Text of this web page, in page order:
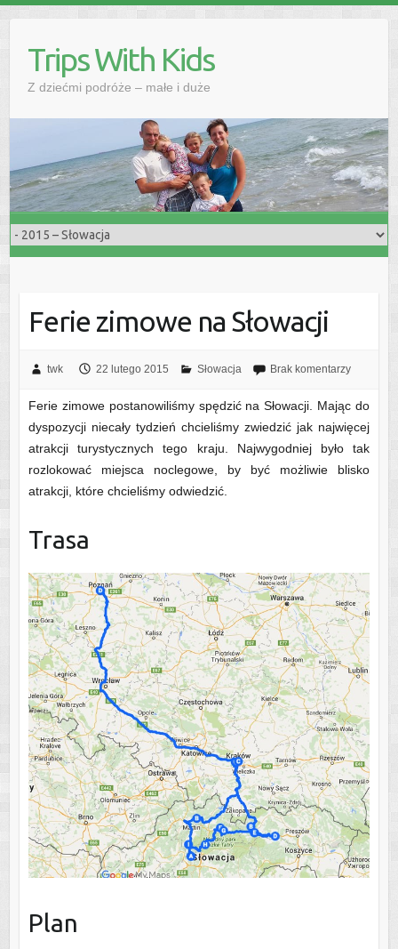
Trips With Kids
Z dziećmi podróże – małe i duże
Ferie zimowe na Słowacji
twk 22 lutego 2015 Słowacja Brak komentarzy
Ferie zimowe postanowiliśmy spędzić na Słowacji. Mając do
dyspozycji niecały tydzień chcieliśmy zwiedzić jak najwięcej
atrakcji turystycznych tego kraju. Najwygodniej było tak
rozlokować miejsca noclegowe, by być możliwie blisko
atrakcji, które chcieliśmy odwiedzić.
Trasa
Plan